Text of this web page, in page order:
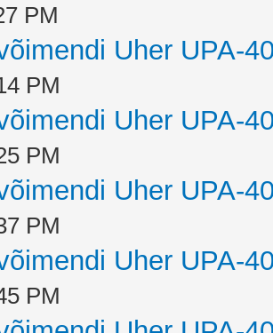
PM
Uher UPA-
PM
Uher UPA-
PM
Uher UPA-
PM
Uher UPA-
PM